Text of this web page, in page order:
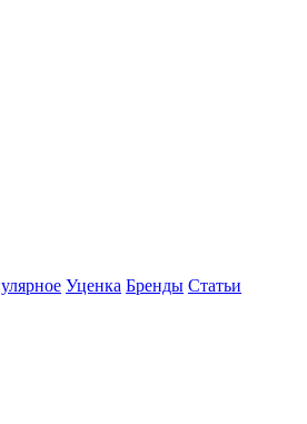
Уценка Бренды Статьи